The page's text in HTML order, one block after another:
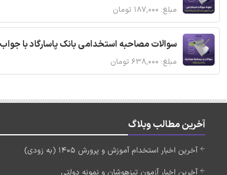
مبلغ: ۱۸۷,۰۰۰ تومان
سوالات مصاحبه استخدامی بانک پاسارگاد با
مبلغ: ۶۳۸,۰۰۰ تومان
آخرین مطالب وبلاگ
آخرین اخبار استخدام آموزش و پرورش 1405 (به زودی)
آخرین اخبار آزمون تیزهوشان و نمونه دولتی